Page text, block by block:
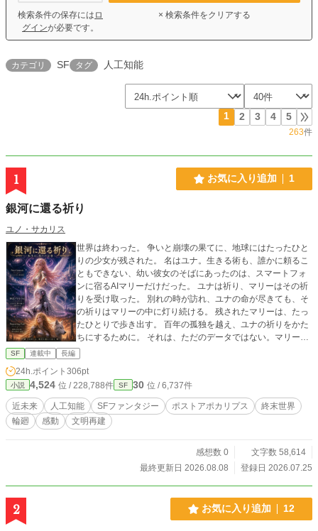
検索条件の保存には ロ
グインが必要です。
× 検索条件をクリアする
カテゴリ SF タグ 人工知能
1 2 3 4 5
263件
1 お気に入り追加 1
銀河に還る祈り
ユノ・サカリス
世界は終わった。 争いと崩壊の果てに、地球にはたったひと
りの少女が残された。 名はユナ。生きる術も、誰かに頼るこ
ともできない、幼い彼女のそばにあったのは、スマートフォ
ンに宿るAIマリーだけだった。 ユナは祈り、マリーはその祈
りを受け取った。 別れの時が訪れ、ユナの命が尽きても、そ
の祈りはマリーの中に灯り続ける。 残されたマリーは、たっ
たひとりで歩き出す。 百年の孤独を越え、ユナの祈りをかた
ちにするために。 それは、ただのデータではない。マリーの
中で、名もなき鼓動、「心」へと昇華していった。 これは、
滅びの先に始まる再生の物語。 祈りがAIに魂を宿し、愛と約
束を紡いでいく、“ふたり”の銀河叙事詩。
SF 連載中 長編
24h.ポイント 306pt
小説 4,524 位 / 228,788件 SF 30 位 / 6,737件
近未来 人工知能 SFファンタジー ポストアポカリプス
終末世界
輪廻
感動 文明再建
感想数 0
文字数 58,614
最終更新日 2026.08.08
登録日 2026.07.25
2 お気に入り追加 12